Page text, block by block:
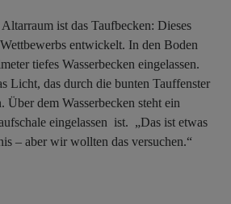
ist das Taufbecken: Dieses
entwickelt. In den Boden
tiefes Wasserbecken eingelassen.
Licht, das durch die bunten Tauffenster
dem Wasserbecken steht ein
eingelassen ist. „Das ist etwas
– aber wir wollten das versuchen.“